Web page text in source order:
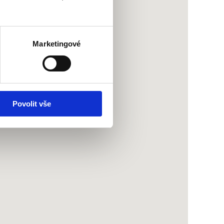
Marketingové
Povolit vše